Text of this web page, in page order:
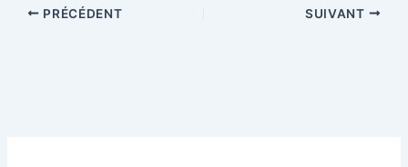
PRÉCÉDENT SUIVANT